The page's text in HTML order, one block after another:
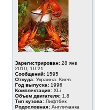
Зарегистрирован: 28 янв
2010, 10:21
Сообщений: 1595
Откуда: Украина. Киев
Год выпуска: 1996
Комплектация: XLi
Объем двигателя: 1.8
Тип кузова: Лифтбек
Родословная: Англичанка